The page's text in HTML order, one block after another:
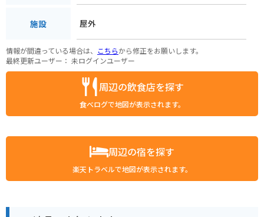
施設 屋外
情報が間違っている場合は、 こちらから修正をお願いします。
最終更新ユーザー： 未ログインユーザー
周辺の飲食店を探す
食べログで地図が表示されます。
周辺の宿を探す
楽天トラベルで地図が表示されます。